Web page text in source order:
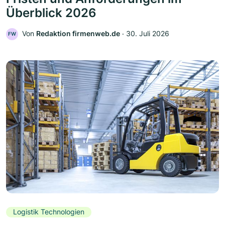
Überblick 2026
FW Von Redaktion firmenweb.de ‧ 30. Juli 2026
Logistik Technologien